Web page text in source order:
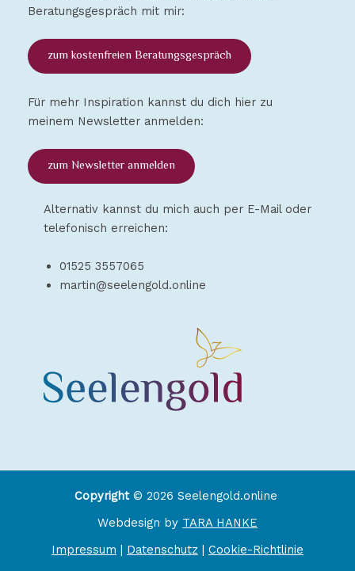
Beratungsgespräch mit mir:
zum kostenfreien Beratungsgespräch
Für mehr Inspiration kannst du dich hier zu
meinem Newsletter anmelden:
zum Newsletter anmelden
Alternativ kannst du mich auch per E-Mail oder
telefonisch erreichen:
01525 3557065
martin@seelengold.online
Copyright© 2026 Seelengold.online
Webdesign by TARA HANKE
Impressum | Datenschutz | Cookie-Richtlinie